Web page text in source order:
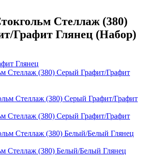
Стеллаж (380)
Графит Глянец (Набор)
Стеллаж (380) Серый Графит/Графит
Стеллаж (380) Серый Графит/Графит
Стеллаж (380) Белый/Белый Глянец